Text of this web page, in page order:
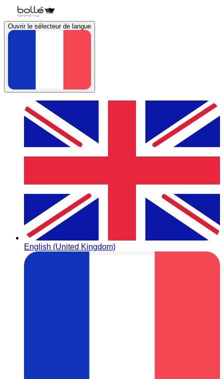
Ouvrir le sélecteur de langue
English (United Kingdom)